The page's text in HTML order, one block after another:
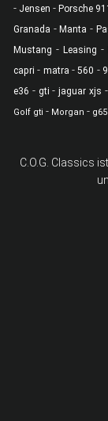
- Jensen -Porsche
Granada -Manta -
Mustang - Leasing -
capri - matra -560 -
e36 - gti -jaguar xjs
Golf gti - Morgan - g65
C.O.G. Classics